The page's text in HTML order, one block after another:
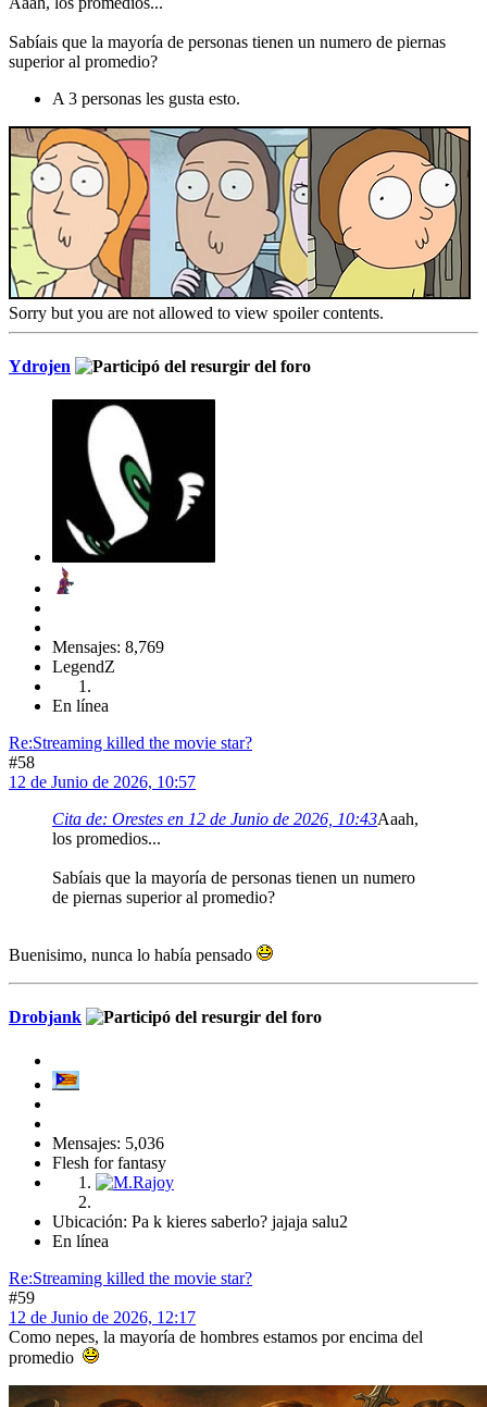
Sabíais que la mayoría de personas tienen un numero de piernas
superior al promedio?
A 3 personas les gusta esto.
Sorry but you are not allowed to view spoiler contents.
Ydrojen
Mensajes: 8,769
LegendZ
En línea
Re:Streaming killed the movie star?
#58
12 de Junio de 2026, 10:57
Cita de: Orestes en 12 de Junio de 2026, 10:43Aaah,
los promedios...
Sabíais que la mayoría de personas tienen un numero
de piernas superior al promedio?
Buenisimo, nunca lo había pensado
Drobjank
Mensajes: 5,036
Flesh for fantasy
Ubicación: Pa k kieres saberlo? jajaja salu2
En línea
Re:Streaming killed the movie star?
#59
12 de Junio de 2026, 12:17
Como nepes, la mayoría de hombres estamos por encima del
promedio